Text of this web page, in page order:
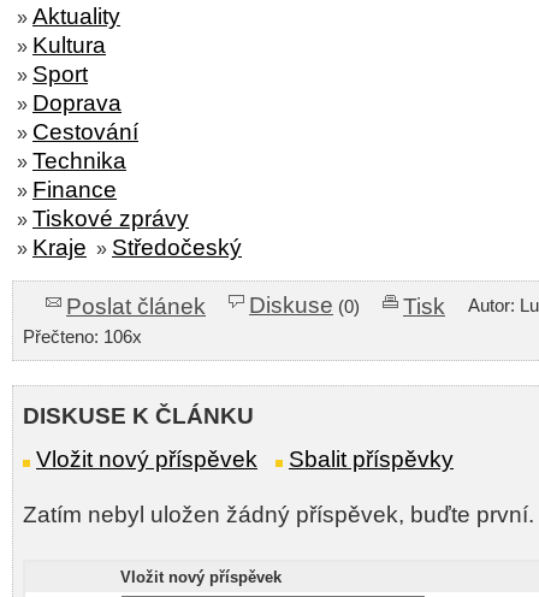
» Aktuality
» Kultura
» Sport
» Doprava
» Cestování
» Technika
» Finance
» Tiskové zprávy
» Kraje » Středočeský
Poslat článek Diskuse (0) Tisk
Autor:
Přečteno: 106x
DISKUSE K ČLÁNKU
Vložit nový příspěvek
Sbalit příspěvky
Zatím nebyl uložen žádný příspěvek, buďte první.
Vložit nový příspěvek